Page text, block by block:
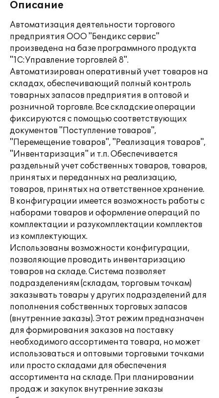
Описание
Автоматизация деятельности торгового
предприятия ООО "Бендикс сервис"
произведена на базе программного продукта
"1С:Управление торговлей 8".
Автоматизирован оперативный учет товаров на
складах, обеспечивающий полный контроль
товарных запасов предприятия в оптовой и
розничной торговле. Все складские операции
фиксируются с помощью соответствующих
документов "Поступление товаров",
"Перемещение товаров", "Реализация товаров",
"Инвентаризация" и т.п. Обеспечивается
раздельный учет собственных товаров, товаров,
принятых и переданных на реализацию,
товаров, принятых на ответственное хранение.
В конфигурации имеется возможность работы с
наборами товаров и оформление операций по
комплектации и разукомплектации комплектов
из комплектующих.
Использованы возможности конфигурации,
позволяющие проводить инвентаризацию
товаров на складе. Система позволяет
подразделениям (складам, торговым точкам)
заказывать товары у других подразделений для
пополнения собственных торговых запасов
(внутренние заказы). Этот режим предназначен
для формирования заказов на поставку
необходимого ассортимента товара, но может
использоваться и оптовыми торговыми точками
или просто складами для обеспечения
ассортимента на складе. При планировании
продаж и закупок внутренние заказы